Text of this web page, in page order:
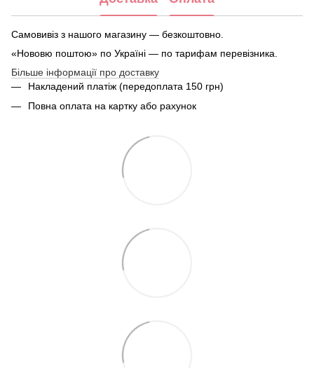
Самовивіз з нашого магазину — безкоштовно.
«Нововю поштою» по Україні — по тарифам перевізника.
Більше інформації про доставку
Накладений платіж (передоплата 150 грн)
Повна оплата на картку або рахунок